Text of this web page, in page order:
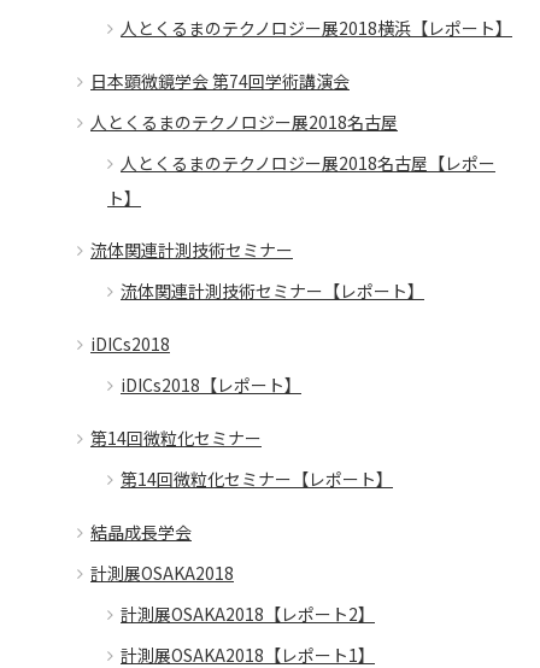
人とくるまのテクノロジー展2018横浜【レポート】
日本顕微鏡学会 第74回学術講演会
人とくるまのテクノロジー展2018名古屋
人とくるまのテクノロジー展2018名古屋【レポー
ト】
流体関連計測技術セミナー
流体関連計測技術セミナー【レポート】
iDICs2018
iDICs2018【レポート】
第14回微粒化セミナー
第14回微粒化セミナー【レポート】
結晶成長学会
計測展OSAKA2018
計測展OSAKA2018【レポート2】
計測展OSAKA2018【レポート1】